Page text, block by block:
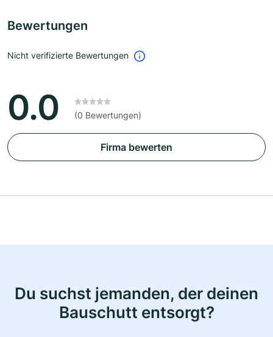
Bewertungen
Nicht verifizierte Bewertungen
0.0 (0 Bewertungen)
Firma bewerten
Du suchst jemanden, der deinen
Bauschutt entsorgt?